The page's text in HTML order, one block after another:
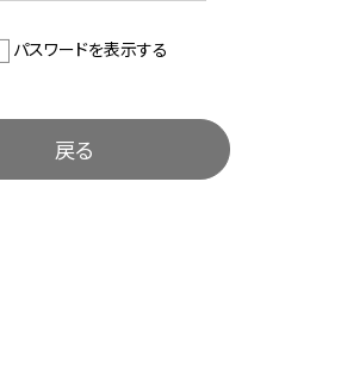
パスワードを表示する
戻る